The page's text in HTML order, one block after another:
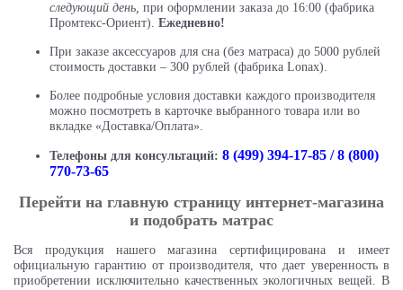
следующий день, при оформлении заказа до 16:00 (фабрика
Промтекс-Ориент). Ежедневно!
При заказе аксессуаров для сна (без матраса) до 5000 рублей
стоимость доставки – 300 рублей (фабрика Lonax).
Более подробные условия доставки каждого производителя
можно посмотреть в карточке выбранного товара или во
вкладке «Доставка/Оплата».
Телефоны для консультаций: 8 (499) 394-17-85 / 8 (800)
770-73-65
Перейти на главную страницу интернет-магазина
и подобрать матрас
Вся продукция нашего магазина сертифицирована и имеет
официальную гарантию от производителя, что дает уверенность в
приобретении исключительно качественных экологичных вещей. В